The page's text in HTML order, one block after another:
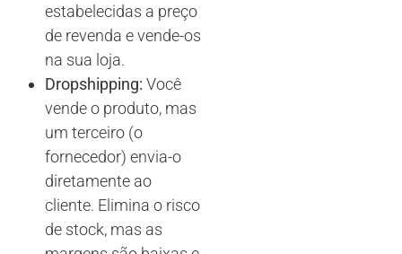
estabelecidas a preço
de revenda e vende-os
na sua loja.
Dropshipping: Você
vende o produto, mas
um terceiro (o
fornecedor) envia-o
diretamente ao
cliente. Elimina o risco
de stock, mas as